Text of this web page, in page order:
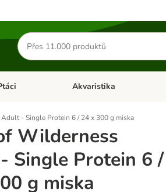
Hledat
produkty
menu: Malá zvířataOtevřít menu: Ptáci
Akvaristika
- Single Protein 6 / 24 x 300 g miska
Wilderness
Single Protein 6 /
g miska